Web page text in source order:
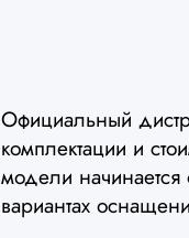
Официальный
комплектации и
модели
вариантах